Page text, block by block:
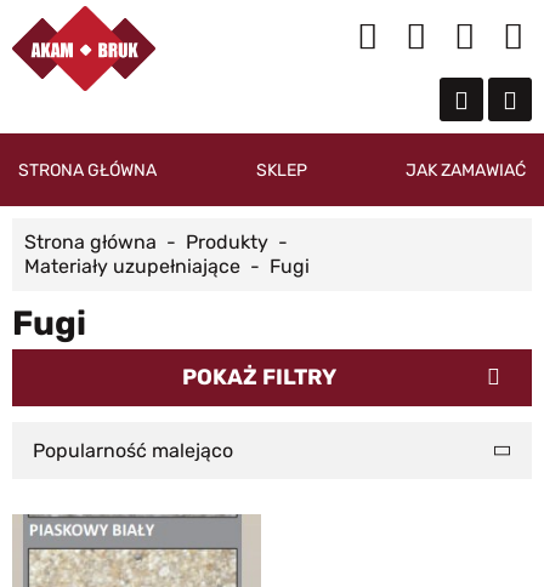
STRONA GŁÓWNA SKLEP JAK ZAMAWIAĆ
Strona główna
Produkty
Materiały uzupełniające
Fugi
Fugi
POKAŻ FILTRY
Popularność malejąco